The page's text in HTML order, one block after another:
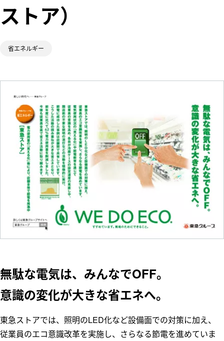
東急財団
東急病院
物館
ストア）
省エネルギー
無駄な電気は、みんなでOFF。
意識の変化が大きな省エネへ。
東急ストアでは、照明のLED化など設備面での対策に加え、
従業員のエコ意識改革を実施し、さらなる節電を進めていま